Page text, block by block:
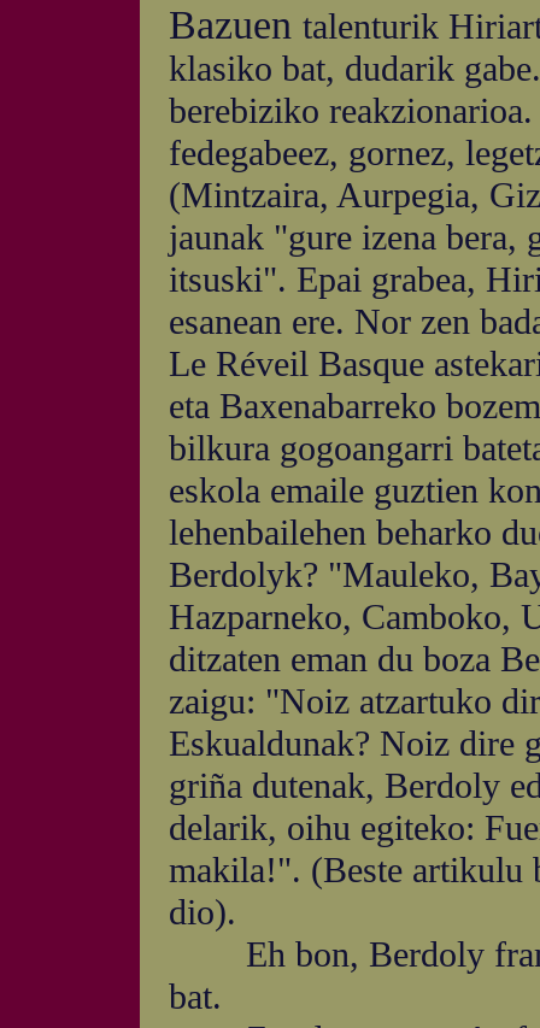
Bazuen talenturik
klasiko bat, dudarik
berebiziko
fedegabeez, gornez,
(Mintzaira, Aurpegia,
jaunak "gure izena bera,
itsuski". Epai grabea,
esanean ere. Nor zen
Le Réveil Basque
eta Baxenabarreko
bilkura gogoangarri
eskola emaile guztien
lehenbailehen beharko
Berdolyk? "Mauleko,
Hazparneko, Camboko,
ditzaten eman du boza
zaigu: "Noiz atzartuko
Eskualdunak? Noiz dire
griña dutenak, Berdoly
delarik, oihu egiteko:
makila!". (Beste artikulu
dio).
Eh bon, Berdoly
bat.